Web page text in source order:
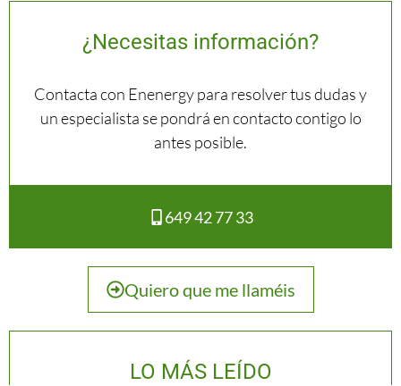
¿Necesitas información?
Contacta con Enenergy para resolver tus dudas y
un especialista se pondrá en contacto contigo lo
antes posible.
649 42 77 33
Quiero que me llaméis
LO MÁS LEÍDO